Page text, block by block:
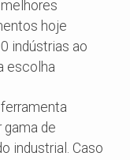
hoje
indústrias ao
escolha
gama de
industrial. Caso